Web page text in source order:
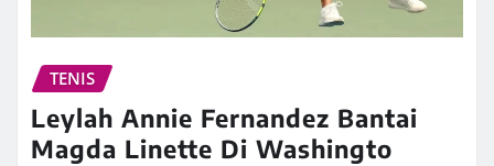
TENIS
Leylah Annie Fernandez Bantai
Magda Linette Di Washingto